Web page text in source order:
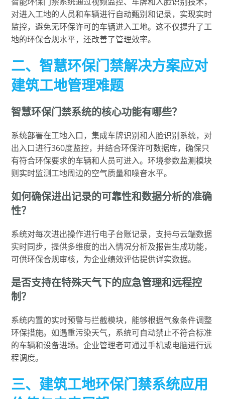
对进入工地的人员和车辆进行自动甄别和记录，实现实时
监控，避免无环保许可的车辆进入工地。这不仅提升了工
地的环保合规水平，还改善了管理效率。
二、智慧环保门禁解决方案应对
建筑工地管理难题
智慧环保门禁系统的核心功能有哪些？
系统部署在工地入口，集成车牌识别和人脸识别系统，对
出入口进行360度监控，并结合环保许可数据库，确保只
有符合环保要求的车辆和人员可进入。环境参数监测模块
则实时监测工地周边的空气质量和噪音水平。
如何确保进出记录的可靠性和数据分析的准确
性？
系统对每次进出操作进行电子台账记录，支持与云端数据
实时同步，提供多维度的出入情况分析及报告生成功能，
可供环保合规审核，为企业绩效评估提供详实数据。
是否支持在特殊天气下的应急管理和远程控
制？
系统内置的实时预警与拦截模块，能够根据气象条件调整
环保措施。如遇重污染天气，系统可自动禁止不符合标准
的车辆和设备进场。企业管理者可通过手机或电脑进行远
程调度。
三、建筑工地环保门禁系统应用